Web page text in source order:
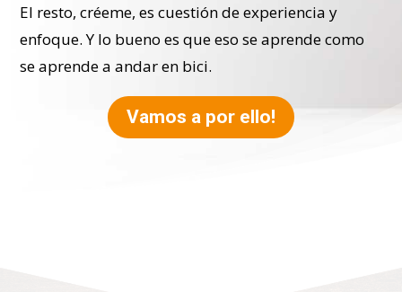
El resto, créeme, es cuestión de experiencia y
enfoque. Y lo bueno es que eso se aprende como
se aprende a andar en bici.
Vamos a por ello!